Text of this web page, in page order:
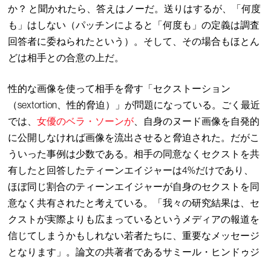
か？ と聞かれたら、答えはノーだ。送りはするが、「何度
も」はしない（パッチンによると「何度も」の定義は調査
回答者に委ねられたという）。そして、その場合もほとん
どは相手との合意の上だ。
性的な画像を使って相手を脅す「セクストーション
（sextortion、性的脅迫）」が問題になっている。ごく最近
では、女優のベラ・ソーンが 、自身のヌード画像を自発的
に公開しなければ画像を流出させると脅迫された。だがこ
ういった事例は少数である。相手の同意なくセクストを共
有したと回答したティーンエイジャーは4%だけであり、
ほぼ同じ割合のティーンエイジャーが自身のセクストを同
意なく共有されたと考えている。「我々の研究結果は、セ
クストが実際よりも広まっているというメディアの報道を
信じてしまうかもしれない若者たちに、重要なメッセージ
となります」。論文の共著者であるサミール・ヒンドゥジ